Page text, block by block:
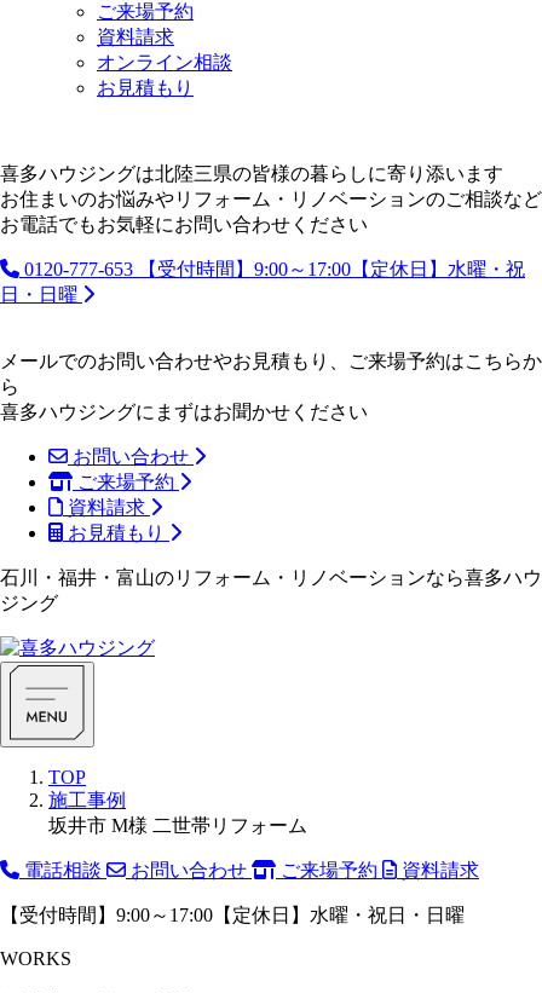
ご来場予約
資料請求
オンライン相談
お見積もり
喜多ハウジングは北陸三県の皆様の暮らしに寄り添います
お住まいのお悩みやリフォーム・リノベーションのご相談など
お電話でもお気軽にお問い合わせください
0120-777-653
【受付時間】9:00～17:00【定休日】水曜・祝
日・日曜
メールでのお問い合わせやお見積もり、ご来場予約はこちらか
ら
喜多ハウジングにまずはお聞かせください
お問い合わせ
ご来場予約
資料請求
お見積もり
石川・福井・富山のリフォーム・リノベーションなら喜多ハウ
ジング
TOP
施工事例
坂井市 M様 二世帯リフォーム
電話相談 お問い合わせ ご来場予約 資料請求
【受付時間】9:00～17:00【定休日】水曜・祝日・日曜
WORKS